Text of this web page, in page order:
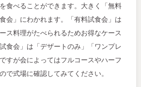
食べることができます。大きく「無料
会」にわかれます。「有料試食会」は
ス料理がたべられるためお得なケース
食会」は「デザートのみ」「ワンプレ
すが会によってはフルコースやハーフ
で式場に確認してみてください。